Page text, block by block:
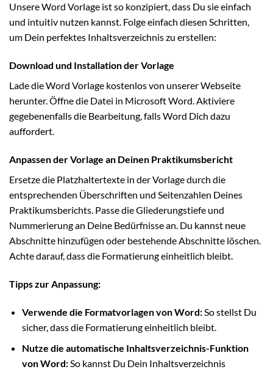
Unsere Word Vorlage ist so konzipiert, dass Du sie einfach
und intuitiv nutzen kannst. Folge einfach diesen Schritten,
um Dein perfektes Inhaltsverzeichnis zu erstellen:
Download und Installation der Vorlage
Lade die Word Vorlage kostenlos von unserer Webseite
herunter. Öffne die Datei in Microsoft Word. Aktiviere
gegebenenfalls die Bearbeitung, falls Word Dich dazu
auffordert.
Anpassen der Vorlage an Deinen Praktikumsbericht
Ersetze die Platzhaltertexte in der Vorlage durch die
entsprechenden Überschriften und Seitenzahlen Deines
Praktikumsberichts. Passe die Gliederungstiefe und
Nummerierung an Deine Bedürfnisse an. Du kannst neue
Abschnitte hinzufügen oder bestehende Abschnitte löschen.
Achte darauf, dass die Formatierung einheitlich bleibt.
Tipps zur Anpassung:
Verwende die Formatvorlagen von Word:So stellst Du
sicher, dass die Formatierung einheitlich bleibt.
Nutze die automatische Inhaltsverzeichnis-Funktion
von Word:So kannst Du Dein Inhaltsverzeichnis